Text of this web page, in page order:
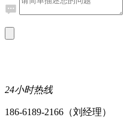
24小时热线
186-6189-2166（刘经理）